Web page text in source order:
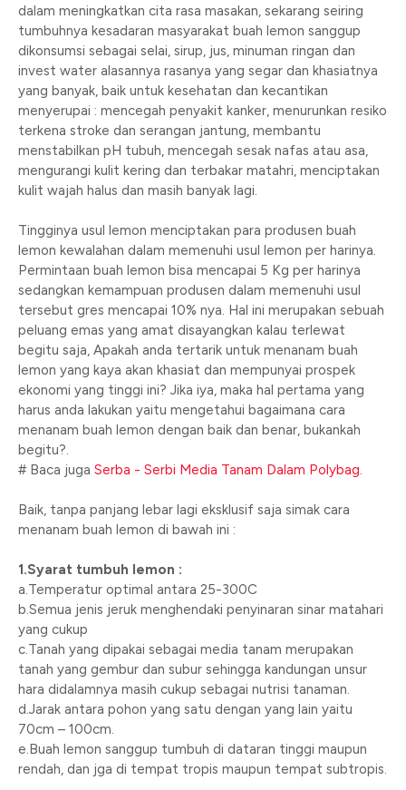
dalam meningkatkan cita rasa masakan, sekarang seiring
tumbuhnya kesadaran masyarakat buah lemon sanggup
dikonsumsi sebagai selai, sirup, jus, minuman ringan dan
invest water alasannya rasanya yang segar dan khasiatnya
yang banyak, baik untuk kesehatan dan kecantikan
menyerupai : mencegah penyakit kanker, menurunkan resiko
terkena stroke dan serangan jantung, membantu
menstabilkan pH tubuh, mencegah sesak nafas atau asa,
mengurangi kulit kering dan terbakar matahri, menciptakan
kulit wajah halus dan masih banyak lagi.
Tingginya usul lemon menciptakan para produsen buah
lemon kewalahan dalam memenuhi usul lemon per harinya.
Permintaan buah lemon bisa mencapai 5 Kg per harinya
sedangkan kemampuan produsen dalam memenuhi usul
tersebut gres mencapai 10% nya. Hal ini merupakan sebuah
peluang emas yang amat disayangkan kalau terlewat
begitu saja, Apakah anda tertarik untuk menanam buah
lemon yang kaya akan khasiat dan mempunyai prospek
ekonomi yang tinggi ini? Jika iya, maka hal pertama yang
harus anda lakukan yaitu mengetahui bagaimana cara
menanam buah lemon dengan baik dan benar, bukankah
begitu?.
# Baca juga Serba - Serbi Media Tanam Dalam Polybag.
Baik, tanpa panjang lebar lagi eksklusif saja simak cara
menanam buah lemon di bawah ini :
1.Syarat tumbuh lemon :
a.Temperatur optimal antara 25-300C
b.Semua jenis jeruk menghendaki penyinaran sinar matahari
yang cukup
c.Tanah yang dipakai sebagai media tanam merupakan
tanah yang gembur dan subur sehingga kandungan unsur
hara didalamnya masih cukup sebagai nutrisi tanaman.
d.Jarak antara pohon yang satu dengan yang lain yaitu
70cm – 100cm.
e.Buah lemon sanggup tumbuh di dataran tinggi maupun
rendah, dan jga di tempat tropis maupun tempat subtropis.